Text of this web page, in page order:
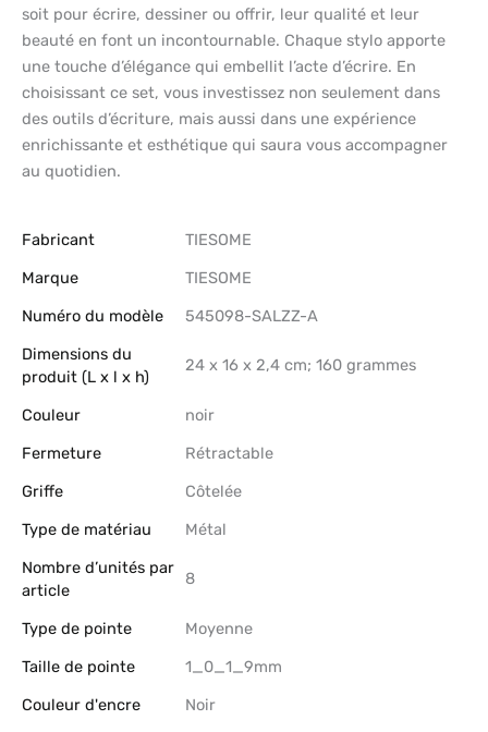
soit pour écrire, dessiner ou offrir, leur qualité et leur
beauté en font un incontournable. Chaque stylo apporte
une touche d’élégance qui embellit l’acte d’écrire. En
choisissant ce set, vous investissez non seulement dans
des outils d’écriture, mais aussi dans une expérience
enrichissante et esthétique qui saura vous accompagner
au quotidien.
Fabricant
‎TIESOME
Marque
‎TIESOME
Numéro du modèle
‎545098-SALZZ-A
Dimensions du
produit (L x l x h)
‎24 x 16 x 2,4 cm; 160 grammes
Couleur
‎noir
Fermeture
‎Rétractable
Griffe
‎Côtelée
Type de matériau
‎Métal
Nombre d’unités par
article
‎8
Type de pointe
‎Moyenne
Taille de pointe
‎1_0_1_9mm
Couleur d'encre
‎Noir